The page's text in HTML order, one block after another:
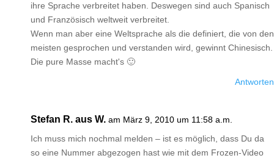
ihre Sprache verbreitet haben. Deswegen sind auch Spanisch
und Französisch weltweit verbreitet.
Wenn man aber eine Weltsprache als die definiert, die von den
meisten gesprochen und verstanden wird, gewinnt Chinesisch.
Die pure Masse macht's 🙂
Antworten
Stefan R. aus W. am März 9, 2010 um 11:58 a.m.
Ich muss mich nochmal melden – ist es möglich, dass Du da
so eine Nummer abgezogen hast wie mit dem Frozen-Video